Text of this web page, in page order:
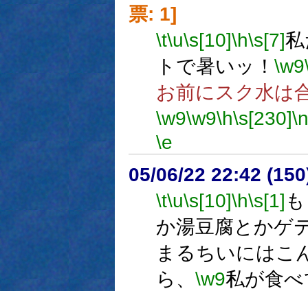
票: 1]
\t\u\s[10]\h\s[7]
トで暑いッ！ \w9
お前にスク水は
\w9\w9\h\s[230]\n
\e
05/06/22 22:42
\t\u\s[10]\h\s[1]
か湯豆腐とかゲ
まるちいにはこ
ら、 \w9私が食